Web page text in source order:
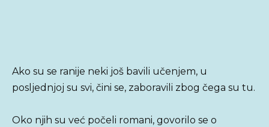
Ako su se ranije neki još bavili učenjem, u
posljednjoj su svi, čini se, zaboravili zbog čega su tu.
Oko njih su već počeli romani, govorilo se o